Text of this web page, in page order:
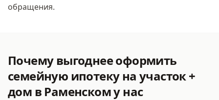
обращения.
Почему выгоднее оформить
семейную ипотеку на участок +
дом в Раменскому нас